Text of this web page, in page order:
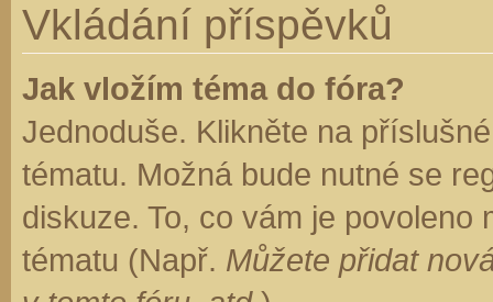
Vkládání příspěvků
Jak vložím téma do fóra?
Jednoduše. Klikněte na
tématu. Možná bude nutné se
diskuze. To, co vám je
tématu (Např. Můžete přidat